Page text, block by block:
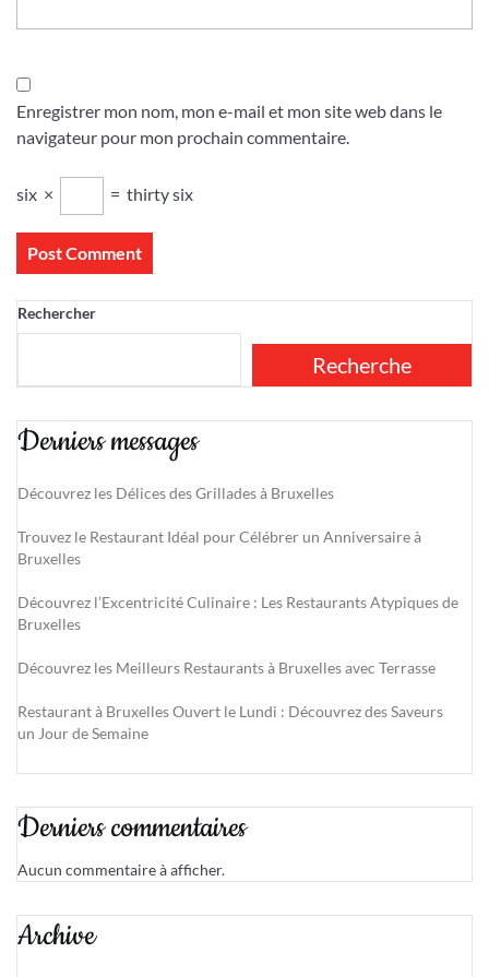
Enregistrer mon nom, mon e-mail et mon site web dans le
navigateur pour mon prochain commentaire.
six × = thirty six
Rechercher
Recherche
Derniers messages
Découvrez les Délices des Grillades à Bruxelles
Trouvez le Restaurant Idéal pour Célébrer un Anniversaire à
Bruxelles
Découvrez l’Excentricité Culinaire : Les Restaurants Atypiques de
Bruxelles
Découvrez les Meilleurs Restaurants à Bruxelles avec Terrasse
Restaurant à Bruxelles Ouvert le Lundi : Découvrez des Saveurs
un Jour de Semaine
Derniers commentaires
Aucun commentaire à afficher.
Archive